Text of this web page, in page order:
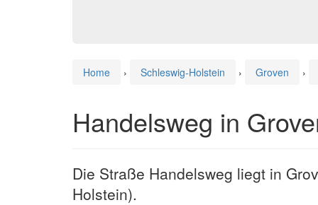
Home › Schleswig-Holstein › Groven ›
Handelsweg in
Die Straße Handelsweg liegt in
Holstein).